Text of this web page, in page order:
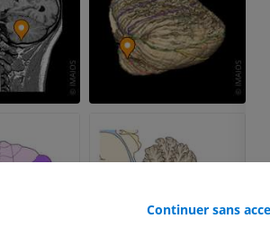
PREMIUM
Radiographies du membre
inférieur
Radiographies
IRM du membre inférieur
Continuer sans